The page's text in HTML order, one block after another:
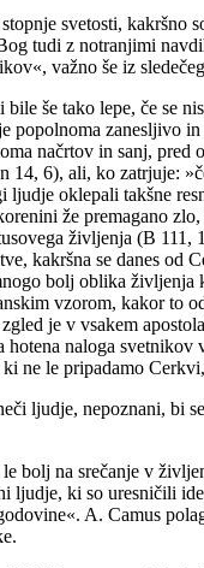
svetosti,
tudi z notranjimi
važno še iz
še tako lepe, če se
popolnoma
načrtov in sanj,
6), ali, ko zatrjuje:
oklepali takšne
že premagano
življenja (B
kakršna se danes
bolj oblika
vzorom, kakor
je v vsakem
naloga
ne le pripadamo
ljudje, nepoznani, bi
bolj na srečanje v
ljudje, ki so uresničili
A. Camus